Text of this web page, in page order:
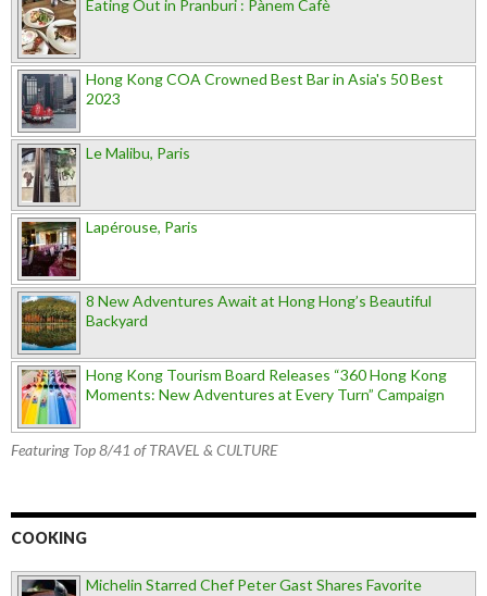
Eating Out in Pranburi : Pànem Cafè
Hong Kong COA Crowned Best Bar in Asia's 50 Best
2023
Le Malibu, Paris
Lapérouse, Paris
8 New Adventures Await at Hong Hong’s Beautiful
Backyard
Hong Kong Tourism Board Releases “360 Hong Kong
Moments: New Adventures at Every Turn” Campaign
Featuring Top 8/41 of TRAVEL & CULTURE
COOKING
Michelin Starred Chef Peter Gast Shares Favorite